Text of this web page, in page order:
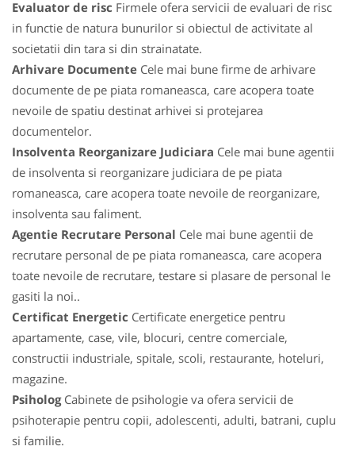
Evaluator de risc Firmele ofera servicii de evaluari de risc
in functie de natura bunurilor si obiectul de activitate al
societatii din tara si din strainatate.
Arhivare Documente Cele mai bune firme de arhivare
documente de pe piata romaneasca, care acopera toate
nevoile de spatiu destinat arhivei si protejarea
documentelor.
Insolventa Reorganizare Judiciara Cele mai bune agentii
de insolventa si reorganizare judiciara de pe piata
romaneasca, care acopera toate nevoile de reorganizare,
insolventa sau faliment.
Agentie Recrutare Personal Cele mai bune agentii de
recrutare personal de pe piata romaneasca, care acopera
toate nevoile de recrutare, testare si plasare de personal le
gasiti la noi..
Certificat Energetic Certificate energetice pentru
apartamente, case, vile, blocuri, centre comerciale,
constructii industriale, spitale, scoli, restaurante, hoteluri,
magazine.
PsihologCabinete de psihologie va ofera servicii de
psihoterapie pentru copii, adolescenti, adulti, batrani, cuplu
si familie.